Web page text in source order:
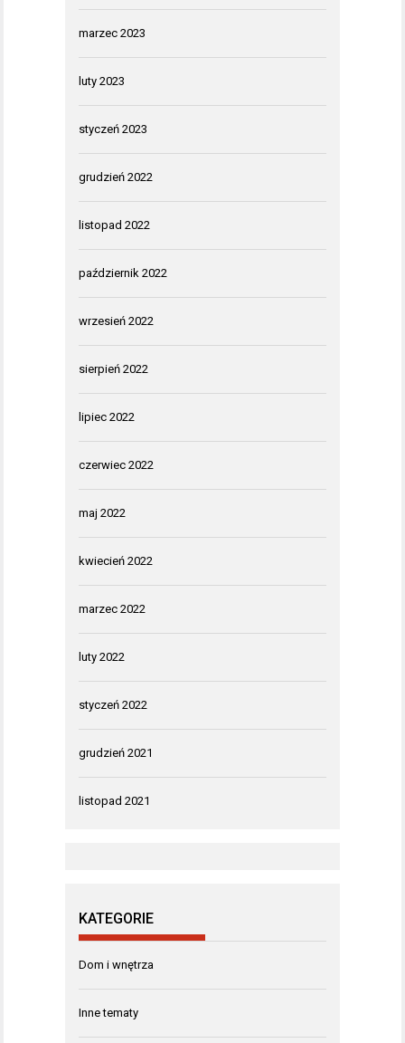
marzec 2023
luty 2023
styczeń 2023
grudzień 2022
listopad 2022
październik 2022
wrzesień 2022
sierpień 2022
lipiec 2022
czerwiec 2022
maj 2022
kwiecień 2022
marzec 2022
luty 2022
styczeń 2022
grudzień 2021
listopad 2021
KATEGORIE
Dom i wnętrza
Inne tematy